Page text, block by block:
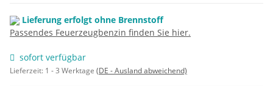
Lieferung erfolgt ohne Brennstoff
Passendes Feuerzeugbenzin finden Sie hier.
sofort verfügbar
Lieferzeit: 1 - 3 Werktage (DE - Ausland abweichend)